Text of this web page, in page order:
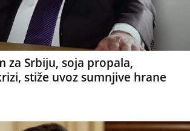
za Srbiju, soja propala,
stiže uvoz sumnjive hrane